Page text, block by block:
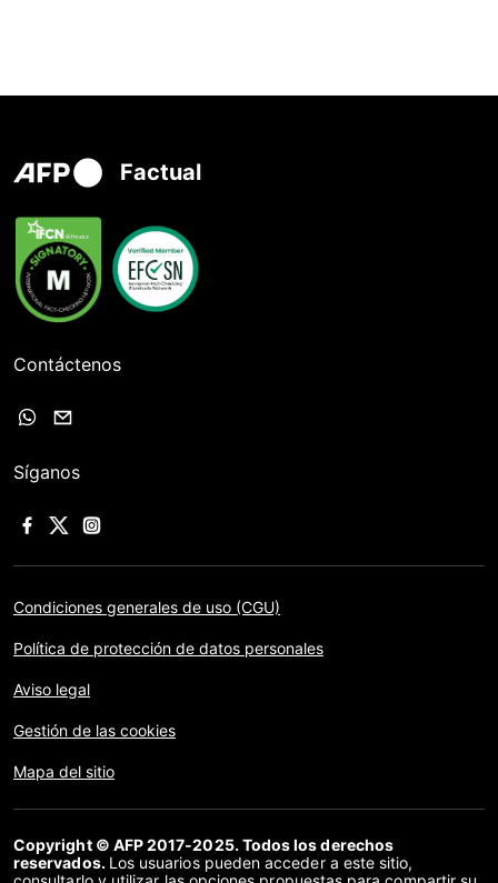
Factual
Contáctenos
Síganos
Condiciones generales de uso (CGU)
Política de protección de datos personales
Aviso legal
Gestión de las cookies
Mapa del sitio
Copyright © AFP 2017-2025. Todos los derechos
reservados. Los usuarios pueden acceder a este sitio,